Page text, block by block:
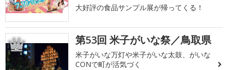
大好評の食品サンプル展が帰ってくる！
2 第53回 米子がいな祭／鳥取県
米子がいな万灯や米子がいな太鼓、がいな
CONで町が活気づく